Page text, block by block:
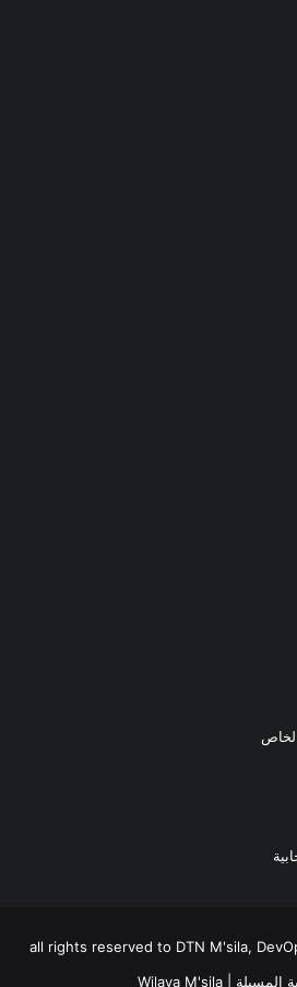
all rights reserved to DTN M'sila,